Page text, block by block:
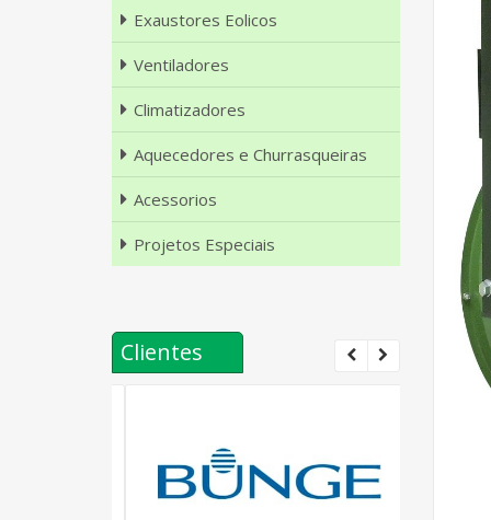
Exaustores Eolicos
Ventiladores
Climatizadores
Aquecedores e Churrasqueiras
Acessorios
Projetos Especiais
Clientes